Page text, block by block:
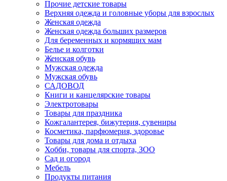
Прочие детские товары
Верхняя одежда и головные уборы для взрослых
Женская одежда
Женская одежда больших размеров
Для беременных и кормящих мам
Белье и колготки
Женская обувь
Мужская одежда
Мужская обувь
САДОВОД
Книги и канцелярские товары
Электротовары
Товары для праздника
Кожгалантерея, бижутерия, сувениры
Косметика, парфюмерия, здоровье
Товары для дома и отдыха
Хобби, товары для спорта, ЗОО
Сад и огород
Мебель
Продукты питания